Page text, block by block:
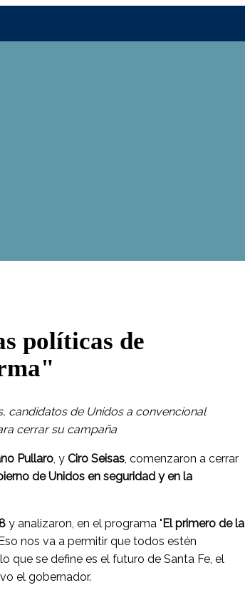
políticas de
candidatos de Unidos a convencional
cerrar su campaña
Pullaro, y Ciro Seisas, comenzaron a cerrar
de Unidos en seguridad y en la
y analizaron, en el programa "El primero de la
nos va a permitir que todos estén
que se define es el futuro de Santa Fe, el
el gobernador.